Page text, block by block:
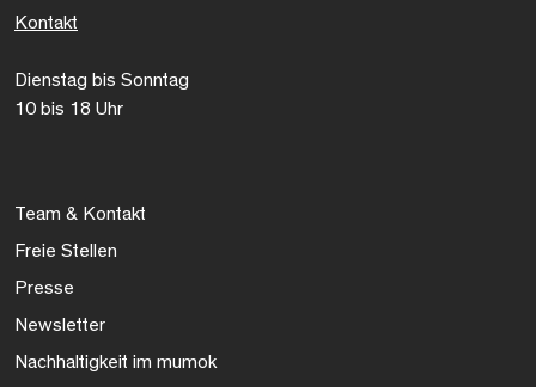
Kontakt
Dienstag bis Sonntag
10 bis 18 Uhr
Team & Kontakt
Freie Stellen
Presse
Newsletter
Nachhaltigkeit im mumok